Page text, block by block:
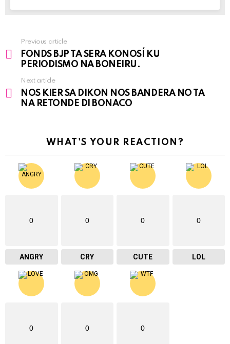
See
more
Previous article
FONDS BJP TA SERA KONOSÍ KU
PERIODISMO NA BONEIRU.
Next article
NOS KIER SA DIKON NOS BANDERA NO TA
NA RETONDE DI BONACO
WHAT'S YOUR REACTION?
0
ANGRY
0
CRY
0
CUTE
0
LOL
0 0 0